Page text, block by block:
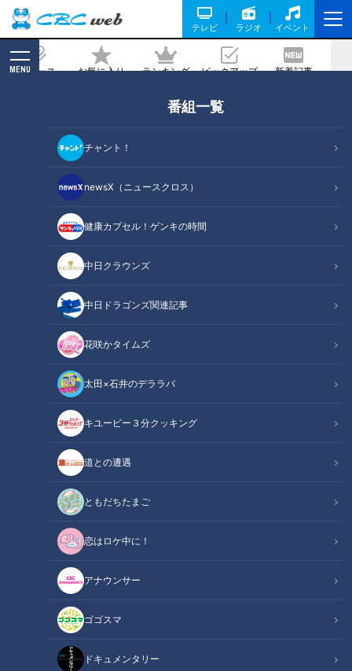
テレビ ラジオ イベント
ニュース お気に入り ランキング ピックアップ 新着記事
MENU
番組一覧
チャント！
newsX（ニュースクロス）
健康カプセル！ゲンキの時間
中日クラウンズ
中日ドラゴンズ関連記事
花咲かタイムズ
太田×石井のデララバ
キユーピー３分クッキング
道との遭遇
ともだちたまご
恋はロケ中に！
アナウンサー
ゴゴスマ
ドキュメンタリー
級”のコモドオオトカゲが見られる名古
屋市・千種区の「東山動植物園」を調査
記事に戻る
CBCテレビ『チャント！』
この記事の画像（全6枚）